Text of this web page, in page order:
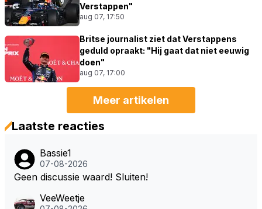
Verstappen"
aug 07, 17:50
Britse journalist ziet dat Verstappens
geduld opraakt: "Hij gaat dat niet eeuwig
doen"
aug 07, 17:00
Meer artikelen
Laatste reacties
Bassie1
07-08-2026
Geen discussie waard! Sluiten!
VeeWeetje